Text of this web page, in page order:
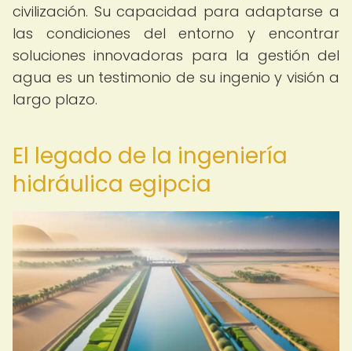
civilización. Su capacidad para adaptarse a
las condiciones del entorno y encontrar
soluciones innovadoras para la gestión del
agua es un testimonio de su ingenio y visión a
largo plazo.
El legado de la ingeniería
hidráulica egipcia